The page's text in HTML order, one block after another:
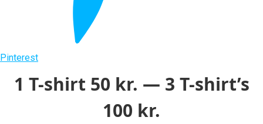
Pinterest
1 T-shirt 50 kr. — 3 T-shirt’s
100 kr.